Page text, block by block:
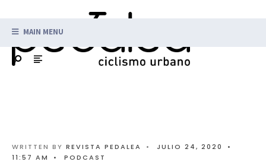
MAIN MENU
WRITTEN BY REVISTA PEDALEA • JULIO 24, 2020
•
11:57 AM
• PODCAST